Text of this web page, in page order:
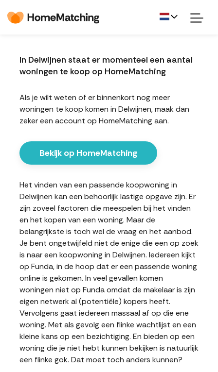
In Delwijnen staat er momenteel een aantal
woningen te koop op HomeMatching
Als je wilt weten of er binnenkort nog meer
woningen te koop komen in Delwijnen, maak dan
zeker een account op HomeMatching aan.
Bekijk op HomeMatching
Het vinden van een passende koopwoning in
Delwijnen kan een behoorlijk lastige opgave zijn. Er
zijn zoveel factoren die meespelen bij het vinden
en het kopen van een woning. Maar de
belangrijkste is toch wel de vraag en het aanbod.
Je bent ongetwijfeld niet de enige die een op zoek
is naar een koopwoning in Delwijnen. Iedereen kijkt
op Funda, in de hoop dat er een passende woning
online is gekomen. In veel gevallen komen
woningen niet op Funda omdat de makelaar is zijn
eigen netwerk al (potentiële) kopers heeft.
Vervolgens gaat iedereen massaal af op die ene
woning. Met als gevolg een flinke wachtlijst en een
kleine kans op een bezichtiging. En bieden op een
woning die je niet hebt kunnen bekijken is natuurlijk
een flinke gok. Dat moet toch anders kunnen?